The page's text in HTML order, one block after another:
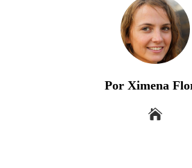
Por Ximena